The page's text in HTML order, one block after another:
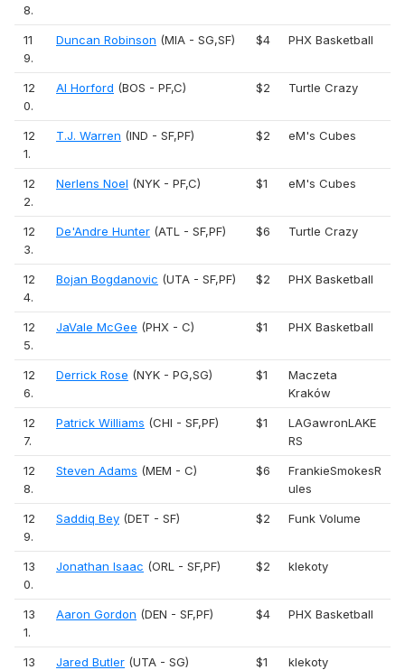
8.
11
9.
Duncan Robinson (MIA - SG,SF) $4 PHX Basketball
12
0.
Al Horford (BOS - PF,C) $2 Turtle Crazy
12
1.
T.J. Warren (IND - SF,PF) $2 eM's Cubes
12
2.
Nerlens Noel (NYK - PF,C) $1 eM's Cubes
12
3.
De'Andre Hunter (ATL - SF,PF) $6 Turtle Crazy
12
4.
Bojan Bogdanovic (UTA - SF,PF) $2 PHX Basketball
12
5.
JaVale McGee (PHX - C) $1 PHX Basketball
12
6.
Derrick Rose (NYK - PG,SG) $1
Maczeta
Kraków
12
7.
Patrick Williams (CHI - SF,PF) $1
LAGawronLAKE
RS
12
8.
Steven Adams (MEM - C) $6
FrankieSmokesR
ules
12
9.
Saddiq Bey (DET - SF) $2 Funk Volume
13
0.
Jonathan Isaac (ORL - SF,PF) $2 klekoty
13
1.
Aaron Gordon (DEN - SF,PF) $4 PHX Basketball
13
Jared Butler (UTA - SG) $1 klekoty